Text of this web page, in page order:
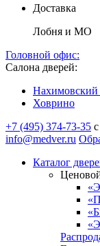
Доставка
Лобня и МО
Головной офис:
Салона дверей:
Нахимовский
Ховрино
+7 (495) 374-73-35
info@medver.ru
Каталог